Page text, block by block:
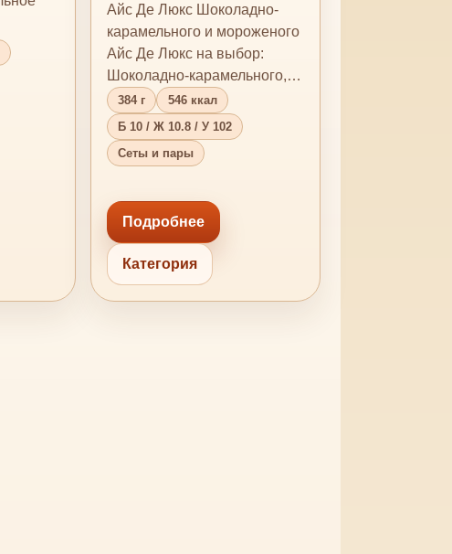
Айс Де Люкс Шоколадно-
карамельного и мороженого
Айс Де Люкс на выбор:
Шоколадно-карамельного,
Шоколадно-клубничн…
384 г
546 ккал
Б 10 / Ж 10.8 / У 102
Сеты и пары
Подробнее
Категория